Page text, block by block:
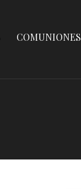
COMUNIONES